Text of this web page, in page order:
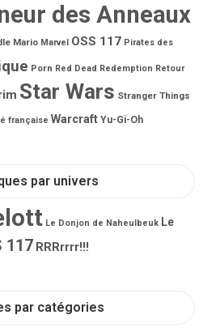
des Anneaux
Mario Marvel OSS 117 Pirates des
Porn Red Dead Redemption Retour
Star Wars Stranger Things
française Warcraft Yu-Gi-Oh
par univers
Le Donjon de Naheulbeuk Le
117 RRRrrrr!!!
par catégories